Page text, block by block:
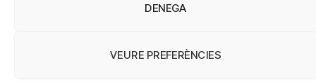
DENEGA
VEURE PREFERÈNCIES